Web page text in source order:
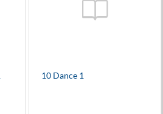
10 Dance 1